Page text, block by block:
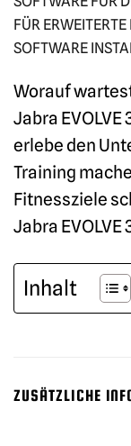
FÜR
SOFTWARE
Worauf
Jabra EVOLVE
erlebe den
Training
Fitnessziele
Jabra EVOLVE
Inhalt
ZUSÄTZLICHE